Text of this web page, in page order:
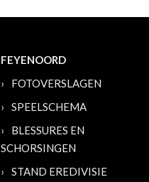
FEYENOORD
FOTOVERSLAGEN
SPEELSCHEMA
BLESSURES EN
SCHORSINGEN
STAND EREDIVISIE